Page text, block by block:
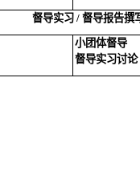
督导实习 / 督导报告撰
小团体督导
督导实习讨论